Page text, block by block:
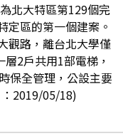
北大特區第129個完
定區的第一個建案。
觀路，離台北大學僅
2戶共用1部電梯，
保全管理，公設主要
2019/05/18)